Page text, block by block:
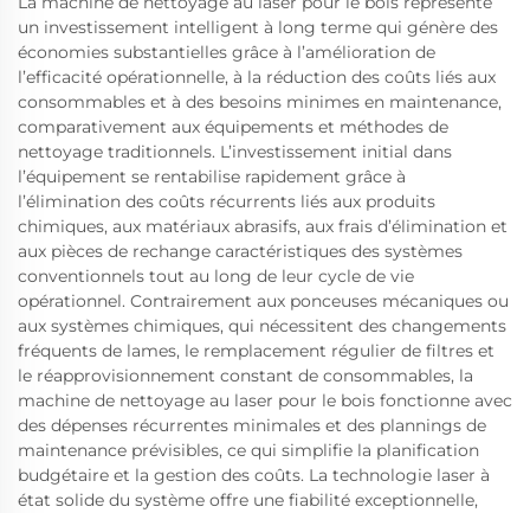
un investissement intelligent à long terme qui génère des
économies substantielles grâce à l’amélioration de
l’efficacité opérationnelle, à la réduction des coûts liés aux
consommables et à des besoins minimes en maintenance,
comparativement aux équipements et méthodes de
nettoyage traditionnels. L’investissement initial dans
l’équipement se rentabilise rapidement grâce à
l’élimination des coûts récurrents liés aux produits
chimiques, aux matériaux abrasifs, aux frais d’élimination et
aux pièces de rechange caractéristiques des systèmes
conventionnels tout au long de leur cycle de vie
opérationnel. Contrairement aux ponceuses mécaniques ou
aux systèmes chimiques, qui nécessitent des changements
fréquents de lames, le remplacement régulier de filtres et
le réapprovisionnement constant de consommables, la
machine de nettoyage au laser pour le bois fonctionne avec
des dépenses récurrentes minimales et des plannings de
maintenance prévisibles, ce qui simplifie la planification
budgétaire et la gestion des coûts. La technologie laser à
état solide du système offre une fiabilité exceptionnelle,